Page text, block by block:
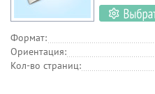
Формат:
Ориентация:
Кол-во страниц: